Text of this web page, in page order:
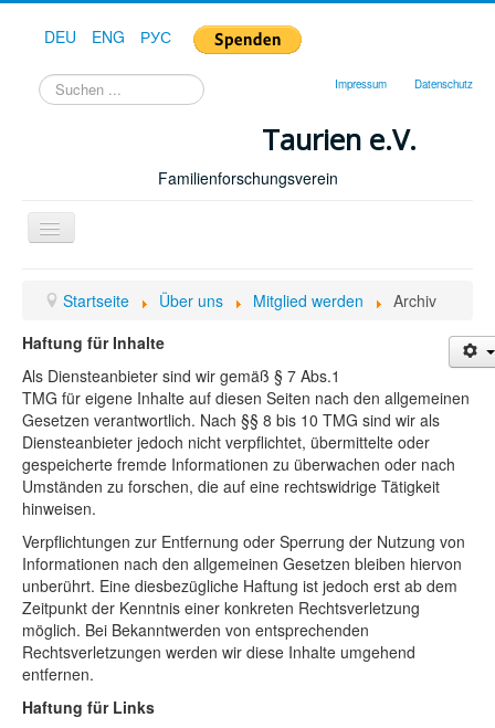
DEU ENG РУС
Suchen
...
Impressum Datenschutz
Taurien e.V.
Familienforschungsverein
Toggle
Navigation
Geschichte
Downloads
Publikationen
Shop
Über uns
Startseite Über uns Mitglied werden
Archiv
Haftung für Inhalte
Als Diensteanbieter sind wir gemäß § 7 Abs.1
TMG für eigene Inhalte auf diesen Seiten nach den allgemeinen
Gesetzen verantwortlich. Nach §§ 8 bis 10 TMG sind wir als
Diensteanbieter jedoch nicht verpflichtet, übermittelte oder
gespeicherte fremde Informationen zu überwachen oder nach
Umständen zu forschen, die auf eine rechtswidrige Tätigkeit
hinweisen.
Verpflichtungen zur Entfernung oder Sperrung der Nutzung von
Informationen nach den allgemeinen Gesetzen bleiben hiervon
unberührt. Eine diesbezügliche Haftung ist jedoch erst ab dem
Zeitpunkt der Kenntnis einer konkreten Rechtsverletzung
möglich. Bei Bekanntwerden von entsprechenden
Rechtsverletzungen werden wir diese Inhalte umgehend
entfernen.
Haftung für Links